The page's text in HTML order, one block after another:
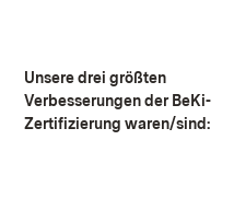
Unsere drei größten
Verbesserungen der BeKi-
Zertifizierung waren/sind: